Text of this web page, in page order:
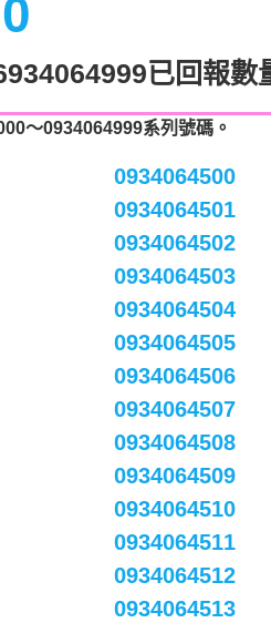
0
已回報數
～0934064999系列號碼。
0934064500
0934064501
0934064502
0934064503
0934064504
0934064505
0934064506
0934064507
0934064508
0934064509
0934064510
0934064511
0934064512
0934064513